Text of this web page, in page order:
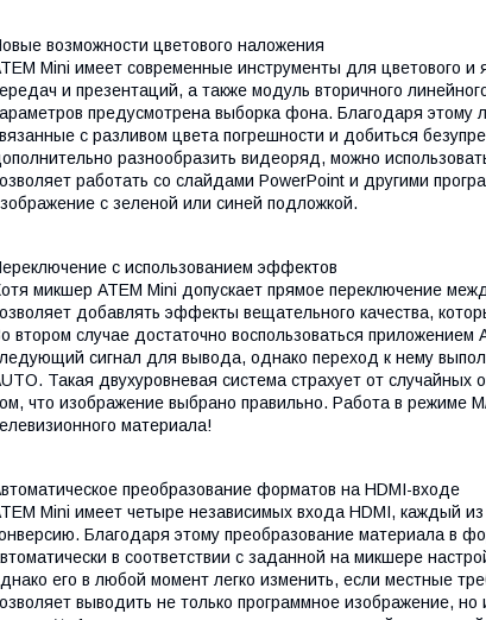
возможности цветового наложения
Mini имеет современные инструменты для цветового и
и презентаций, а также модуль вторичного
предусмотрена выборка фона. Благодаря этому
с разливом цвета погрешности и добиться
разнообразить видеоряд, можно
работать со слайдами PowerPoint и другими
с зеленой или синей подложкой.
с использованием эффектов
микшер ATEM Mini допускает прямое переключение
добавлять эффекты вещательного качества,
втором случае достаточно воспользоваться
сигнал для вывода, однако переход к нему
Такая двухуровневая система страхует от
что изображение выбрано правильно. Работа в режиме
материала!
преобразование форматов на HDMI-входе
Mini имеет четыре независимых входа HDMI,
Благодаря этому преобразование материала в
в соответствии с заданной на микшере
его в любой момент легко изменить, если местные
выводить не только программное изображение,